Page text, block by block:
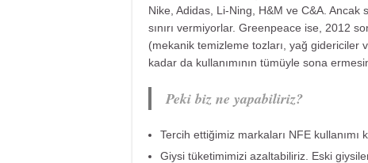
Nike, Adidas, Li-Ning, H&M ve C&A.
sınırı vermiyorlar. Greenpeace ise, 2012
(mekanik temizleme tozları, yağ gidericiler
kadar da kullanımının tümüyle sona
Peki biz ne yapabiliriz?
Tercih ettiğimiz markaları NFE kullanımı
Giysi tüketimimizi azaltabiliriz. Eski